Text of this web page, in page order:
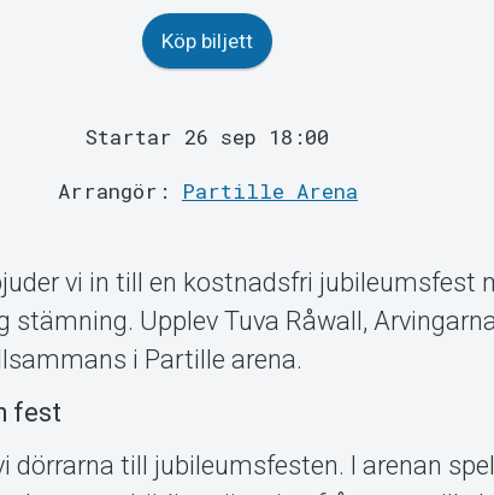
Köp biljett
Startar 26 sep 18:00
Arrangör: Partille Arena
vi in till en kostnadsfri jubileumsfest
stämning. Upplev Tuva Råwall,
i Partille arena.
fest
dörrarna till jubileumsfesten. I arenan